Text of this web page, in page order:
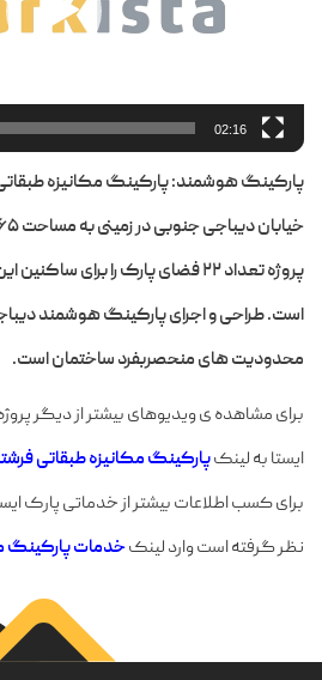
02:16
پارکینگ هوشمند:پارکینگ مکانیزه
خیابان دیباجی جنوبی در زمینی به مساحت ۲۶۵ متر مربع قرار دارد.
پروژه تعداد ۲۲ فضای پارک را برای
است. طراحی و اجرای پارکینگ هوشمند
محدودیت های منحصربفرد ساختمان است.
برای مشاهده ی ویدیوهای بیشتر از دیگر
ایستا به لینکپارکینگ مکانیزه طبقاتی
برای کسب اطلاعات بیشتر از خدماتی پارک
نظر گرفته است وارد لینکخدمات پارکینگ